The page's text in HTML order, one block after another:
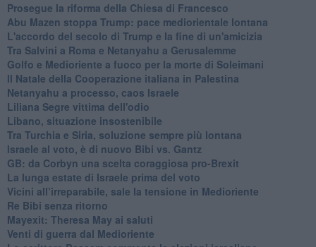
Prosegue la riforma della Chiesa di Francesco
Abu Mazen stoppa Trump: pace mediorientale lontana
L'accordo del secolo di Trump e la fine di un'amicizia
Tra Salvini a Roma e Netanyahu a Gerusalemme
Golfo e Medioriente a fuoco per la morte di Soleimani
Il Natale della Cooperazione italiana in Palestina
Netanyahu a processo, caos Israele
Liliana Segre vittima dell'odio
Libano, situazione insostenibile
Tra Turchia e Siria, soluzione sempre più lontana
Israele al voto, è di nuovo Bibi vs. Gantz
GB: da Corbyn una scelta coraggiosa pro-Brexit
La lunga estate di Israele prima del voto
Vicini all’irreparabile, sale la tensione in Medioriente
Re Bibi senza ritorno
Mayexit: Theresa May ai saluti
Venti di guerra dal Medioriente